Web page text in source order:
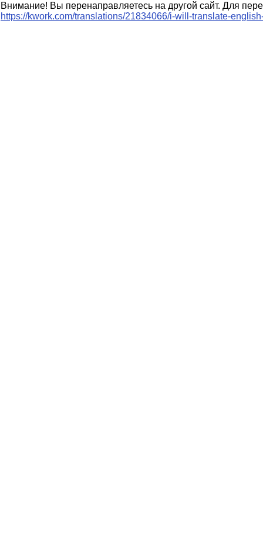
Внимание! Вы перенаправляетесь на другой сайт. Для
https://kwork.com/translations/21834066/i-will-translate-